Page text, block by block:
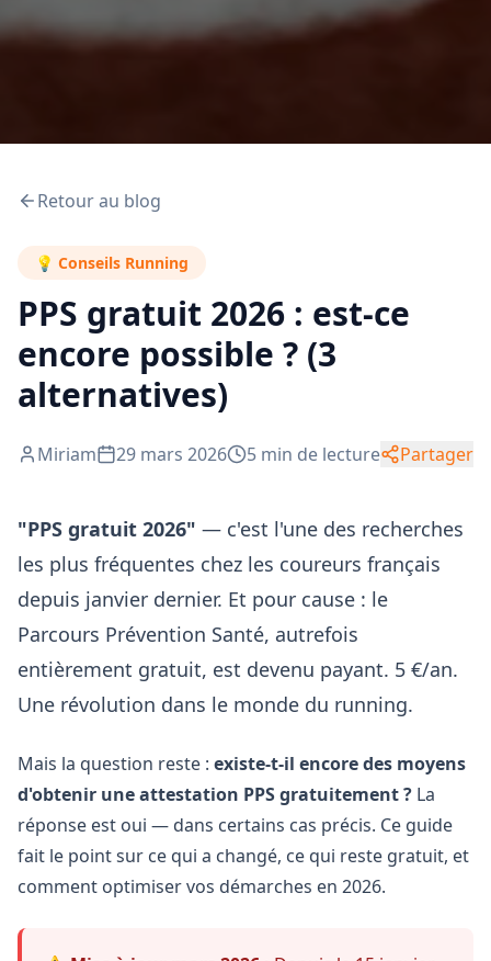
Retour au blog
💡 Conseils Running
PPS gratuit 2026 : est-ce
encore possible ? (3
alternatives)
Miriam 29 mars 2026 5 min de lecture Partager
"PPS gratuit 2026" — c'est l'une des recherches
les plus fréquentes chez les coureurs français
depuis janvier dernier. Et pour cause : le
Parcours Prévention Santé, autrefois
entièrement gratuit, est devenu payant. 5 €/an.
Une révolution dans le monde du running.
Mais la question reste : existe-t-il encore des moyens
d'obtenir une attestation PPS gratuitement ? La
réponse est oui — dans certains cas précis. Ce guide
fait le point sur ce qui a changé, ce qui reste gratuit, et
comment optimiser vos démarches en 2026.